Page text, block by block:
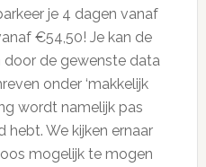
je 4 dagen vanaf
€54,50! Je kan de
door de gewenste data
onder ‘makkelijk
wordt namelijk pas
hebt. We kijken ernaar
mogelijk te mogen